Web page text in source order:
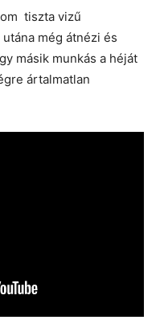
tiszta vizű
még átnézi és
másik munkás a héját
ártalmatlan